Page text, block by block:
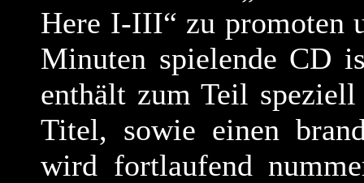
Here I-III“ zu promoten
Minuten spielende CD
enthält zum Teil
Titel, sowie einen
wird fortlaufend